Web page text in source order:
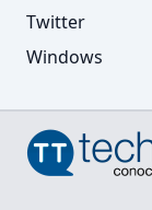
Twitter
Windows